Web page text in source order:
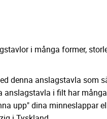
i många former,
denna anslagstavla som
anslagstavla i filt har
upp" dina minneslappar